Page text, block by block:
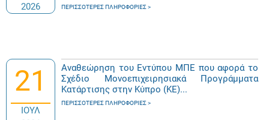
2026
ΠΕΡΙΣΣΌΤΕΡΕΣ ΠΛΗΡΟΦΟΡΊΕΣ
21
ΙΟΥΛ
Αναθεώρηση του Εντύπου ΜΠΕ που αφορά το
Σχέδιο Μονοεπιχειρησιακά Προγράμματα
Κατάρτισης στην Κύπρο (ΚΕ)...
ΠΕΡΙΣΣΌΤΕΡΕΣ ΠΛΗΡΟΦΟΡΊΕΣ